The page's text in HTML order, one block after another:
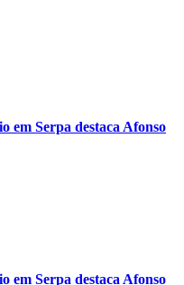
em Serpa destaca Afonso
em Serpa destaca Afonso